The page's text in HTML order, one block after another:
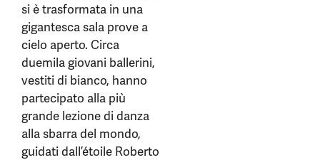
si è trasformata in una
gigantesca sala prove a
cielo aperto. Circa
duemila giovani ballerini,
vestiti di bianco, hanno
partecipato alla più
grande lezione di danza
alla sbarra del mondo,
guidati dall’étoile Roberto